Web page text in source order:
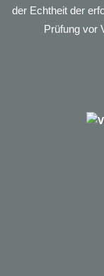
der Echtheit der
Prüfung vor